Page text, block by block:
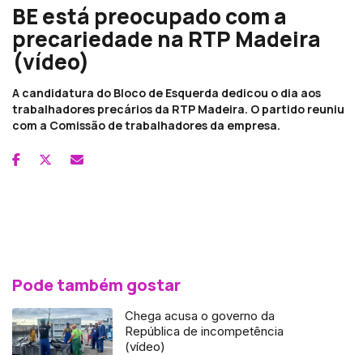
BE está preocupado com a
precariedade na RTP Madeira
(vídeo)
A candidatura do Bloco de Esquerda dedicou o dia aos
trabalhadores precários da RTP Madeira. O partido reuniu
com a Comissão de trabalhadores da empresa.
Pode também gostar
Chega acusa o governo da
República de incompetência
(vídeo)